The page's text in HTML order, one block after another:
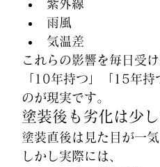
紫外線
雨風
気温差
これらの影響を毎日受
「10年持つ」「15年持
のが現実です。
塗装後も劣化は少
塗装直後は見た目が一
しかし実際には、